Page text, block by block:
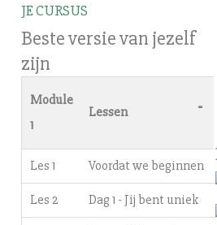
JE CURSUS
Beste versie van jezelf
zijn
Module
1
Lessen -
Les 1 Voordat we beginnen
Les 2 Dag 1 - Jij bent uniek